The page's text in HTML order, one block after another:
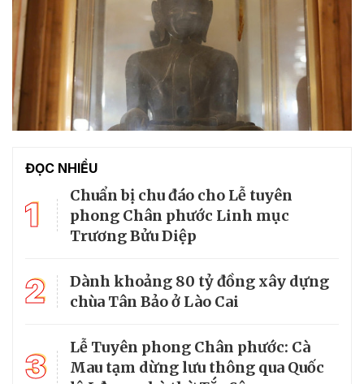
ĐỌC NHIỀU
1
Chuẩn bị chu đáo cho Lễ tuyên
phong Chân phước Linh mục
Trương Bửu Diệp
2
Dành khoảng 80 tỷ đồng xây dựng
chùa Tân Bảo ở Lào Cai
3
Lễ Tuyên phong Chân phước: Cà
Mau tạm dừng lưu thông qua Quốc